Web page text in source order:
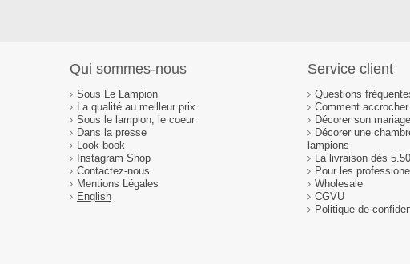
Qui sommes-nous
Sous Le Lampion
La qualité au meilleur prix
Sous le lampion, le coeur
Dans la presse
Look book
Instagram Shop
Contactez-nous
Mentions Légales
English
Service client
Questions
Comment
Décorer son
Décorer une
lampions
La livraison dès
Pour les
Wholesale
CGVU
Politique de